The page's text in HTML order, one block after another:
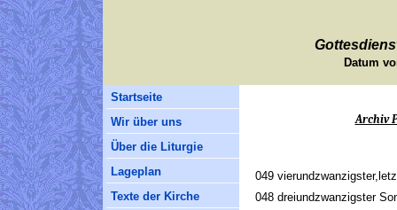
Datum
Startseite
Wir über uns
Über die Liturgie
Lageplan
Texte der Kirche
Archiv
049
048 dreiundzwanzigster